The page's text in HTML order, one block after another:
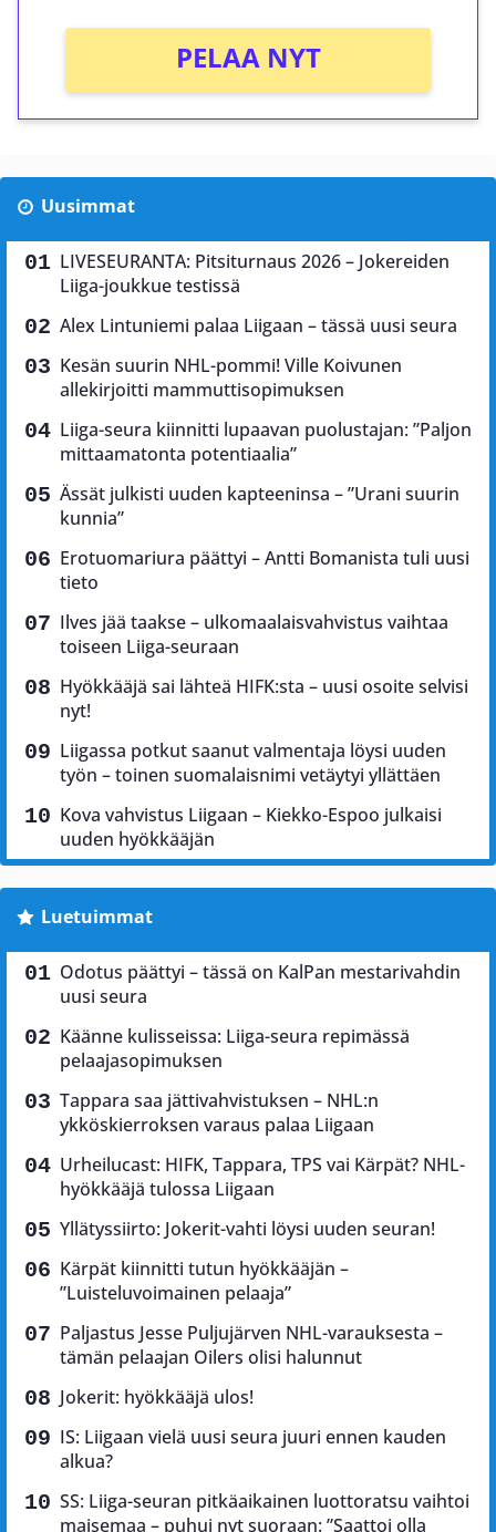
PELAA NYT
Uusimmat
LIVESEURANTA: Pitsiturnaus 2026 – Jokereiden
Liiga-joukkue testissä
Alex Lintuniemi palaa Liigaan – tässä uusi seura
Kesän suurin NHL-pommi! Ville Koivunen
allekirjoitti mammuttisopimuksen
Liiga-seura kiinnitti lupaavan puolustajan: ”Paljon
mittaamatonta potentiaalia”
Ässät julkisti uuden kapteeninsa – ”Urani suurin
kunnia”
Erotuomariura päättyi – Antti Bomanista tuli uusi
tieto
Ilves jää taakse – ulkomaalaisvahvistus vaihtaa
toiseen Liiga-seuraan
Hyökkääjä sai lähteä HIFK:sta – uusi osoite selvisi
nyt!
Liigassa potkut saanut valmentaja löysi uuden
työn – toinen suomalaisnimi vetäytyi yllättäen
Kova vahvistus Liigaan – Kiekko-Espoo julkaisi
uuden hyökkääjän
Luetuimmat
Odotus päättyi – tässä on KalPan mestarivahdin
uusi seura
Käänne kulisseissa: Liiga-seura repimässä
pelaajasopimuksen
Tappara saa jättivahvistuksen – NHL:n
ykköskierroksen varaus palaa Liigaan
Urheilucast: HIFK, Tappara, TPS vai Kärpät? NHL-
hyökkääjä tulossa Liigaan
Yllätyssiirto: Jokerit-vahti löysi uuden seuran!
Kärpät kiinnitti tutun hyökkääjän –
”Luisteluvoimainen pelaaja”
Paljastus Jesse Puljujärven NHL-varauksesta –
tämän pelaajan Oilers olisi halunnut
Jokerit: hyökkääjä ulos!
IS: Liigaan vielä uusi seura juuri ennen kauden
alkua?
SS: Liiga-seuran pitkäaikainen luottoratsu vaihtoi
maisemaa – puhui nyt suoraan: ”Saattoi olla